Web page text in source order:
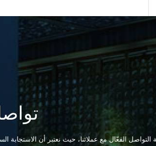
الفعّال مع عملائنا، حيث نعتبر أن الاستجابة